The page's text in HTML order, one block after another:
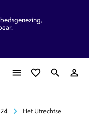
menu favorite_border search person_outline
chevron_right
Het Utrechtse